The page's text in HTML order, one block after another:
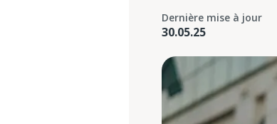
Dernière mise à jour
30.05.25